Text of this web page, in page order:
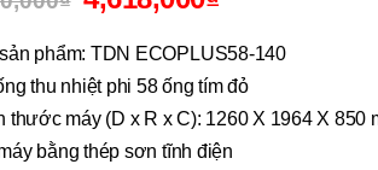
phẩm: TDN ECOPLUS58-140
thu nhiệt phi 58 ống tím đỏ
thước máy (D x R x C): 1260 X 1964 X 850
bằng thép sơn tĩnh điện